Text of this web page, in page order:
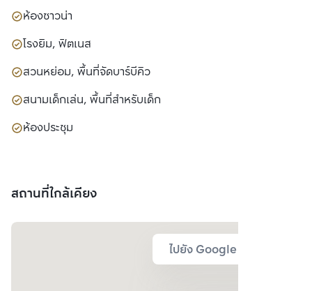
ห้องซาวน่า
โรงยิม, ฟิตเนส
สวนหย่อม, พื้นที่จัดบาร์บีคิว
สนามเด็กเล่น, พื้นที่สำหรับเด็ก
ห้องประชุม
สถานที่ใกล้เคียง
ไปยัง Google Map